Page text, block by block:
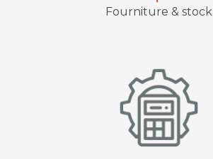
Fourniture & stock